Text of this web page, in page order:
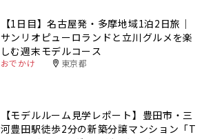
【1日目】名古屋発・多摩地域1泊2日旅｜
サンリオピューロランドと立川グルメを楽
しむ週末モデルコース
おでかけ 東京都
【モデルルーム見学レポート】豊田市・三
河豊田駅徒歩2分の新築分譲マンション「T